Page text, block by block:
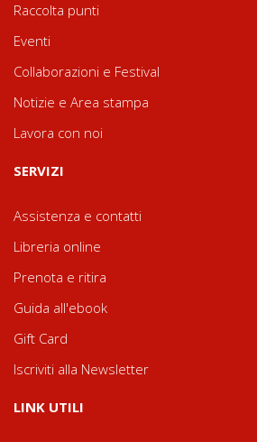
Raccolta punti
Eventi
Collaborazioni e Festival
Notizie e Area stampa
Lavora con noi
SERVIZI
Assistenza e contatti
Libreria online
Prenota e ritira
Guida all'ebook
Gift Card
Iscriviti alla Newsletter
LINK UTILI